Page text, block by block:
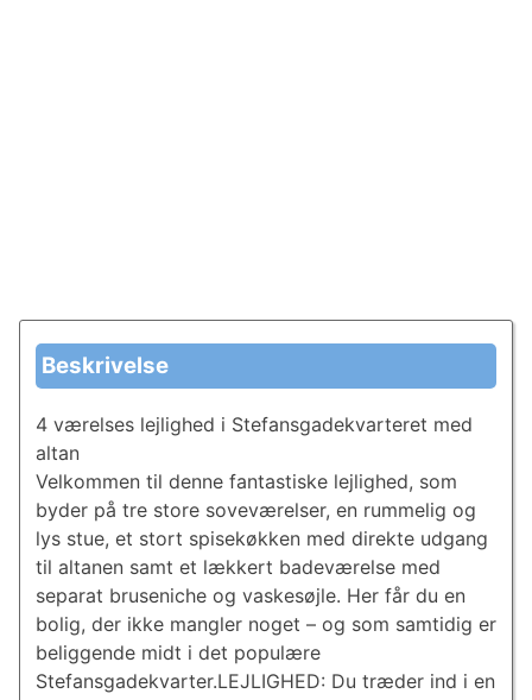
Beskrivelse
4 værelses lejlighed i Stefansgadekvarteret med
altan
Velkommen til denne fantastiske lejlighed, som
byder på tre store soveværelser, en rummelig og
lys stue, et stort spisekøkken med direkte udgang
til altanen samt et lækkert badeværelse med
separat bruseniche og vaskesøjle. Her får du en
bolig, der ikke mangler noget – og som samtidig er
beliggende midt i det populære
Stefansgadekvarter.LEJLIGHED: Du træder ind i en